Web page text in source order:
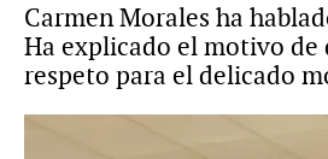
Carmen Morales ha
Ha explicado el motivo de
respeto para el delicado